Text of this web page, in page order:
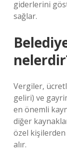
giderlerini
sağlar.
Vergiler,
geliri) ve
en önemli
diğer
özel
alır.